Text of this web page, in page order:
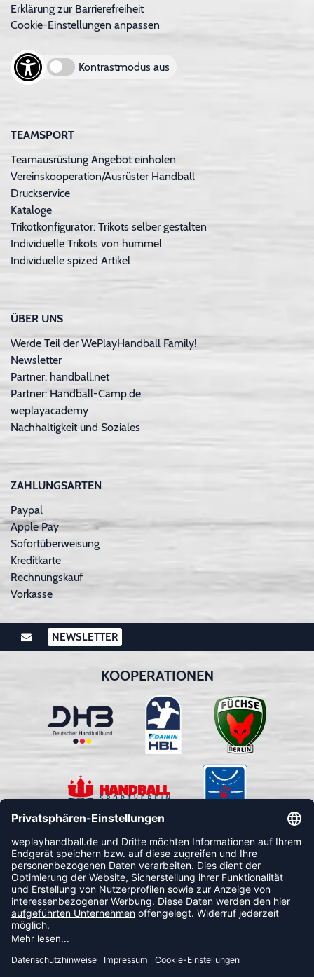
Erklärung zur Barrierefreiheit
Cookie-Einstellungen anpassen
Kontrastmodus aus
TEAMSPORT
Teamausrüstung Angebot einholen
Vereinskooperation/Ausrüster Handball
Druckservice
Kataloge
Trikotkonfigurator: Trikots selber gestalten
Individuelle Trikots von hummel
Individuelle spized Artikel
ÜBER UNS
Werde Teil der WePlayHandball Family!
Newsletter
Partner: handball.net
Partner: Handball-Camp.de
weplayacademy
Nachhaltigkeit und Soziales
ZAHLUNGSARTEN
Paypal
Apple Pay
Sofortüberweisung
Kreditkarte
Rechnungskauf
Vorkasse
NEWSLETTER
KOOPERATIONEN
FOLLOW US